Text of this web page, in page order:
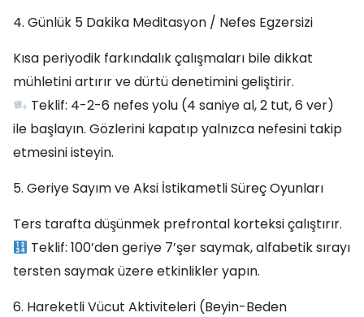
4. Günlük 5 Dakika Meditasyon / Nefes Egzersizi
Kısa periyodik farkındalık çalışmaları bile dikkat
mühletini artırır ve dürtü denetimini geliştirir.
Teklif: 4-2-6 nefes yolu (4 saniye al, 2 tut, 6 ver)
ile başlayın. Gözlerini kapatıp yalnızca nefesini takip
etmesini isteyin.
5. Geriye Sayım ve Aksi İstikametli Süreç Oyunları
Ters tarafta düşünmek prefrontal korteksi çalıştırır.
Teklif: 100’den geriye 7’şer saymak, alfabetik sırayı
tersten saymak üzere etkinlikler yapın.
6. Hareketli Vücut Aktiviteleri (Beyin-Beden